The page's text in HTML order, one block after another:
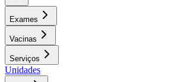
Exames
Vacinas
Serviços
Unidades